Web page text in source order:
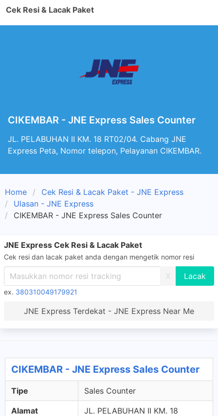
Cek Resi & Lacak Paket
CIKEMBAR - JNE Express Sales Counter
JL. PELABUHAN II KM. 18 RT02/04. Cabang JNE
Express Peta, Nomor telepon, Pelayanan CIKEMBAR.
Home
Cek Resi & Lacak Paket - JNE Express
Ulasan - JNE Express
CIKEMBAR - JNE Express Sales Counter
JNE Express Cek Resi & Lacak Paket
Cek resi dan lacak paket anda dengan mengetik nomor resi
X
ex. 380310049179921
JNE Express Terdekat - JNE Express Near Me
CIKEMBAR - JNE Express Sales Counter
Tipe Sales Counter
Alamat
JL. PELABUHAN II KM. 18